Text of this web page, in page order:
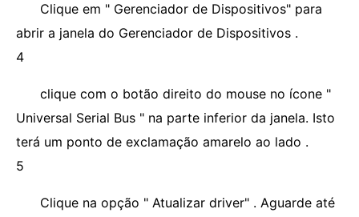
Clique em " Gerenciador de Dispositivos" para
abrir a janela do Gerenciador de Dispositivos .
4
clique com o botão direito do mouse no ícone "
Universal Serial Bus " na parte inferior da janela. Isto
terá um ponto de exclamação amarelo ao lado .
5
Clique na opção " Atualizar driver" . Aguarde até